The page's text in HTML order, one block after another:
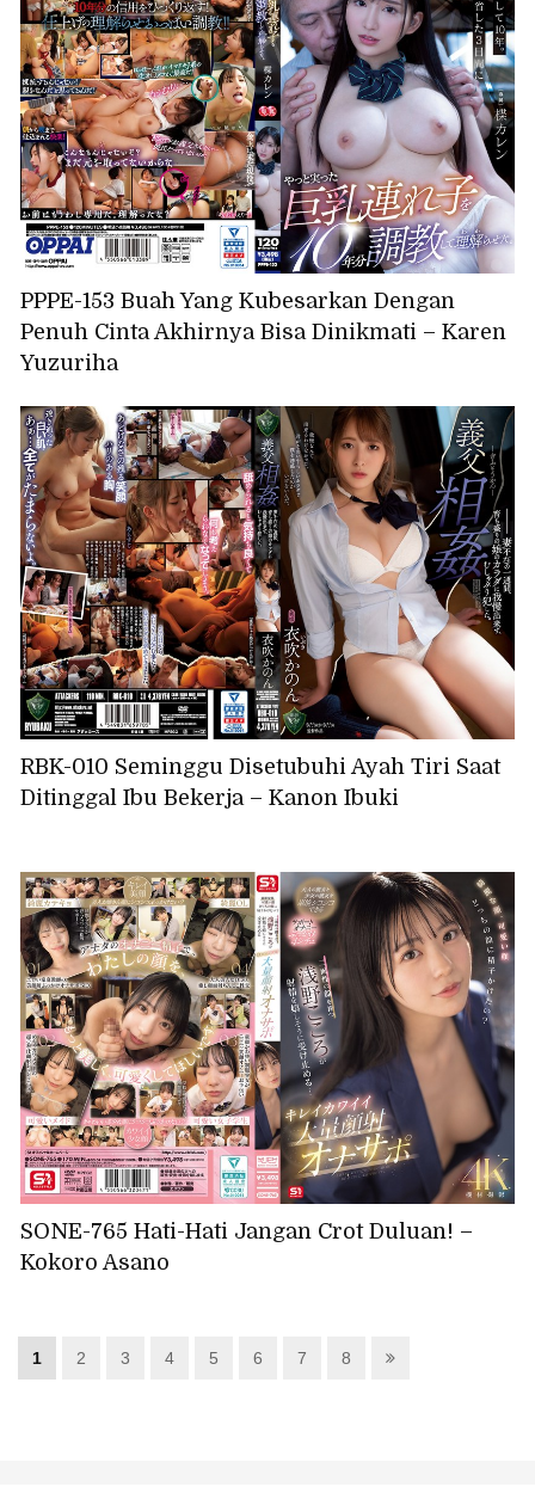
PPPE-153 Buah Yang Kubesarkan Dengan
Penuh Cinta Akhirnya Bisa Dinikmati – Karen
Yuzuriha
RBK-010 Seminggu Disetubuhi Ayah Tiri Saat
Ditinggal Ibu Bekerja – Kanon Ibuki
SONE-765 Hati-Hati Jangan Crot Duluan! –
Kokoro Asano
1 2 3 4 5 6 7 8